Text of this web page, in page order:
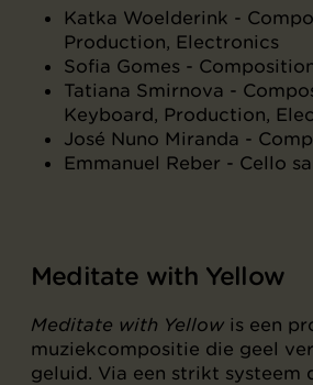
Katka Woelderink -
Production, Electronics
Sofia Gomes -
Tatiana Smirnova -
Keyboard, Production,
José Nuno Miranda -
Emmanuel Reber - Cello
Meditate with Yellow
Meditate with Yellow is een
muziekcompositie die geel
geluid. Via een strikt systeem